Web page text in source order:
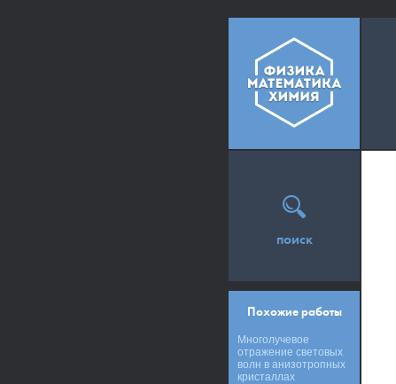
поиск
Похожие работы
Многолучевое
отражение световых
волн в анизотропных
кристаллах